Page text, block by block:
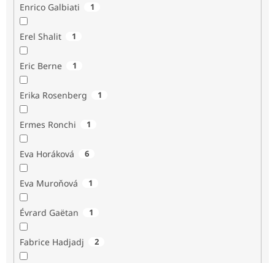
Enrico Galbiati 1
Erel Shalit 1
Eric Berne 1
Erika Rosenberg 1
Ermes Ronchi 1
Eva Horáková 6
Eva Muroňová 1
Évrard Gaëtan 1
Fabrice Hadjadj 2